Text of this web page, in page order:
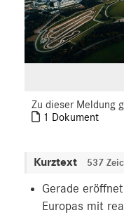
Zu dieser Meldung
1 Dokument
Kurztext 537
Gerade
Europas mit